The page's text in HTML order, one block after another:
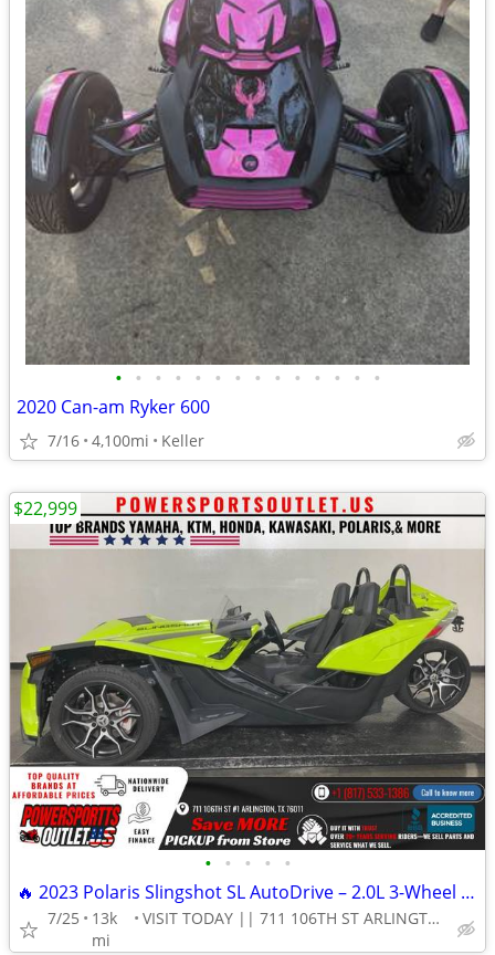
• • • • • • • • • • • • • •
2020 Can-am Ryker 600
7/16 4,100mi Keller
• • • • •
🔥 2023 Polaris Slingshot SL AutoDrive – 2.0L 3-Wheel Autocycle!
7/25
13k
mi
VISIT TODAY || 711 106TH ST ARLINGTON, TX 76011
$22,999